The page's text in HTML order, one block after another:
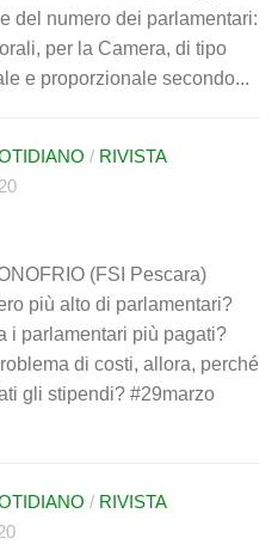
del numero dei parlamentari:
per la Camera, di tipo
e proporzionale secondo...
/ RIVISTA
(FSI Pescara)
più alto di parlamentari?
i parlamentari più pagati?
di costi, allora, perché
gli stipendi? #29marzo
/ RIVISTA